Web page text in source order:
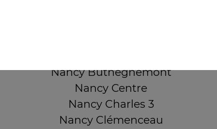
Nancy Buthégnemont
Nancy Centre
Nancy Charles 3
Nancy Clémenceau